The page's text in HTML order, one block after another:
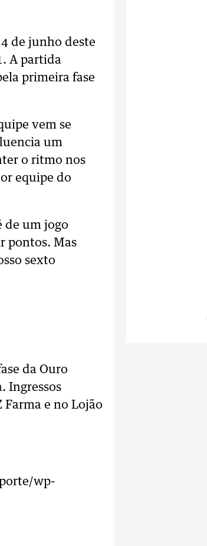
de junho deste
A partida
primeira fase
vem se
um
o ritmo nos
equipe do
de um jogo
pontos. Mas
sexto
da Ouro
Ingressos
Farma e no Lojão
wp-